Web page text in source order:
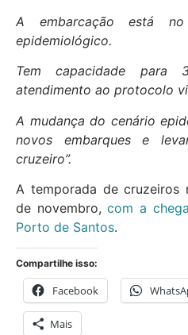
A embarcação está
epidemiológico.
Tem capacidade para
atendimento ao protocolo
A mudança do cenário
novos embarques e
cruzeiro”.
A temporada de cruzeiros
de novembro,com a
Porto de Santos.
Compartilhe isso:
Facebook
Mais